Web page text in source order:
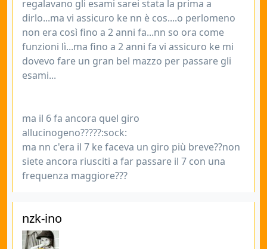
regalavano gli esami sarei stata la prima a
dirlo...ma vi assicuro ke nn è cos....o perlomeno
non era così fino a 2 anni fa...nn so ora come
funzioni lì...ma fino a 2 anni fa vi assicuro ke mi
dovevo fare un gran bel mazzo per passare gli
esami...
ma il 6 fa ancora quel giro
allucinogeno?????:sock:
ma nn c'era il 7 ke faceva un giro più breve??non
siete ancora riusciti a far passare il 7 con una
frequenza maggiore???
nzk-ino